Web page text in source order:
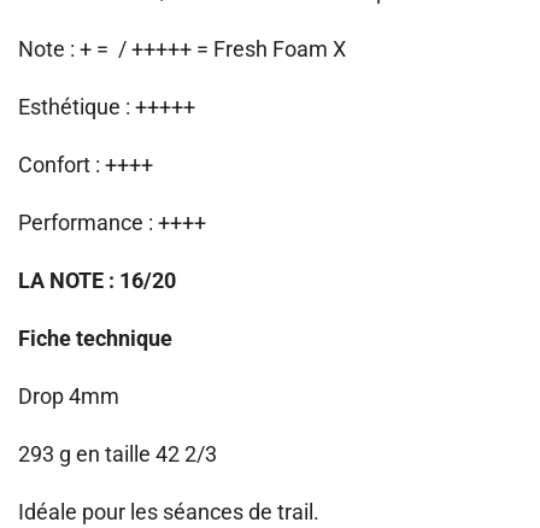
Note : + = / +++++ = Fresh Foam X
Esthétique : +++++
Confort : ++++
Performance : ++++
LA NOTE : 16/20
Fiche technique
Drop 4mm
293 g en taille 42 2/3
Idéale pour les séances de trail.